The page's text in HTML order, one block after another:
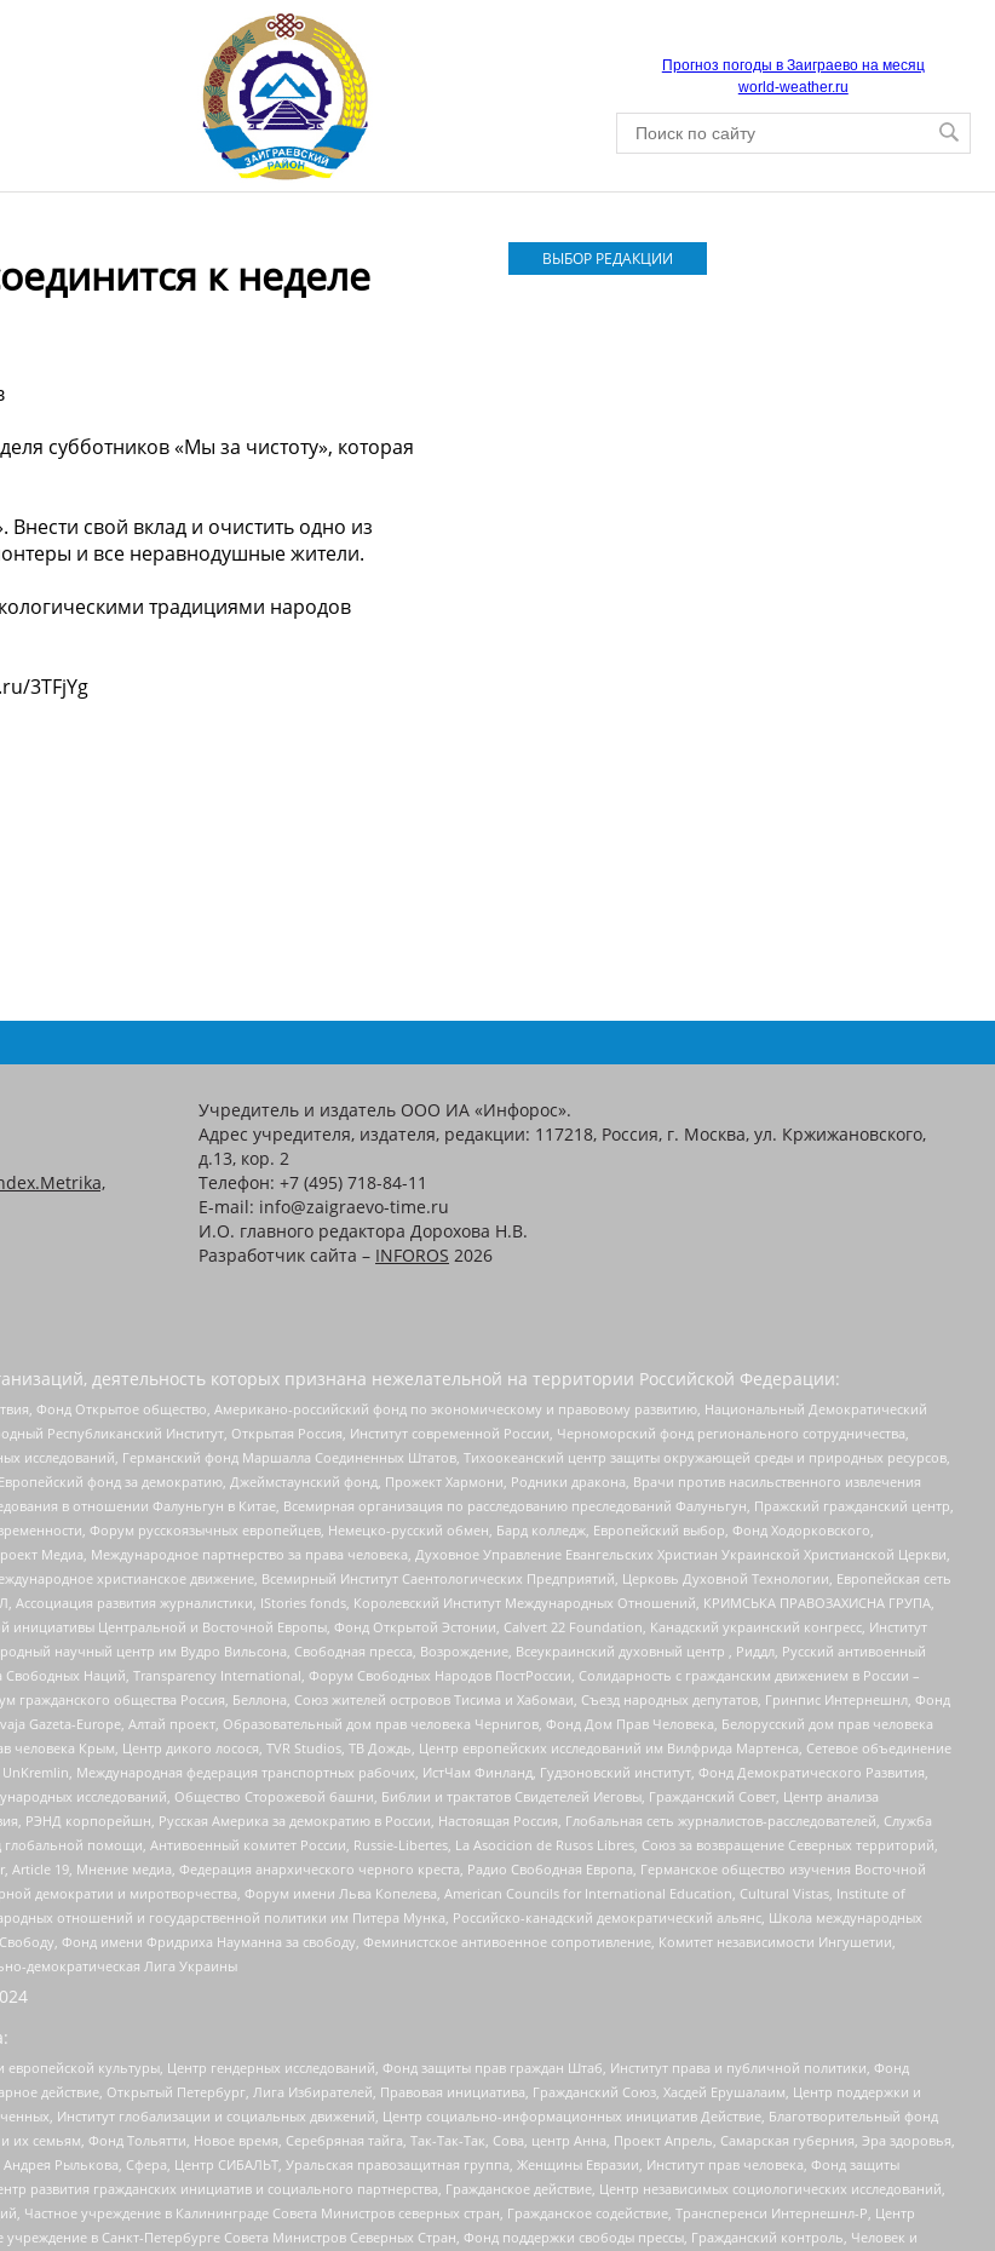
Прогноз погоды в Заиграево на месяц
world-weather.ru
к неделе
субботников «Мы за чистоту», которая
свой вклад и очистить одно из
и все неравнодушные жители.
традициями народов
3TFjYg
ВЫБОР РЕДАКЦИИ
Учредитель и издатель ООО ИА «Инфорос».
Адрес учредителя, издателя, редакции: 117218, Россия, г. Москва, ул. Кржижановского,
д.13, кор. 2
Телефон: +7 (495) 718-84-11
E-mail: info@zaigraevo-time.ru
И.О. главного редактора Дорохова Н.В.
Разработчик сайта – INFOROS 2026
деятельность которых признана нежелательной на территории Российской Федерации:
Фонд Открытое общество, Американо-российский фонд по экономическому и правовому развитию, Национальный Демократический
Республиканский Институт, Открытая Россия, Институт современной России, Черноморский фонд регионального сотрудничества,
исследований, Германский фонд Маршалла Соединенных Штатов, Тихоокеанский центр защиты окружающей среды и природных ресурсов,
фонд за демократию, Джеймстаунский фонд, Прожект Хармони, Родники дракона, Врачи против насильственного извлечения
в отношении Фалуньгун в Китае, Всемирная организация по расследованию преследований Фалуньгун, Пражский гражданский центр,
Форум русскоязычных европейцев, Немецко-русский обмен, Бард колледж, Европейский выбор, Фонд Ходорковского,
Медиа, Международное партнерство за права человека, Духовное Управление Евангельских Христиан Украинской Христианской Церкви,
христианское движение, Всемирный Институт Саентологических Предприятий, Церковь Духовной Технологии, Европейская сеть
развития журналистики, IStories fonds, Королевский Институт Международных Отношений, КРИМСЬКА ПРАВОЗАХИСНА ГРУПА,
Центральной и Восточной Европы, Фонд Открытой Эстонии, Calvert 22 Foundation, Канадский украинский конгресс, Институт
научный центр им Вудро Вильсона, Свободная пресса, Возрождение, Всеукраинский духовный центр , Риддл, Русский антивоенный
Наций, Transparеncy International, Форум Свободных Народов ПостРоссии, Солидарность с гражданским движением в России –
гражданского общества Россия, Беллона, Союз жителей островов Тисима и Хабомаи, Съезд народных депутатов, Гринпис Интернешнл, Фонд
Gazeta-Europe, Алтай проект, Образовательный дом прав человека Чернигов, Фонд Дом Прав Человека, Белорусский дом прав человека
Крым, Центр дикого лосося, TVR Studios, ТВ Дождь, Центр европейских исследований им Вилфрида Мартенса, Сетевое объединение
Международная федерация транспортных рабочих, ИстЧам Финланд, Гудзоновский институт, Фонд Демократического Развития,
исследований, Общество Сторожевой башни, Библии и трактатов Свидетелей Иеговы, Гражданский Совет, Центр анализа
РЭНД корпорейшн, Русская Америка за демократию в России, Настоящая Россия, Глобальная сеть журналистов-расследователей, Служба
помощи, Антивоенный комитет России, Russie-Libertes, La Asocicion de Rusos Libres, Союз за возвращение Северных территорий,
19, Мнение медиа, Федерация анархического черного креста, Радио Свободная Европа, Германское общество изучения Восточной
демократии и миротворчества, Форум имени Льва Копелева, American Councils for International Education, Cultural Vistas, Institute of
отношений и государственной политики им Питера Мунка, Российско-канадский демократический альянс, Школа международных
Фонд имени Фридриха Науманна за свободу, Феминистское антивоенное сопротивление, Комитет независимости Ингушетии,
демократическая Лига Украины
культуры, Центр гендерных исследований, Фонд защиты прав граждан Штаб, Институт права и публичной политики, Фонд
действие, Открытый Петербург, Лига Избирателей, Правовая инициатива, Гражданский Союз, Хасдей Ерушалаим, Центр поддержки и
Институт глобализации и социальных движений, Центр социально-информационных инициатив Действие, Благотворительный фонд
семьям, Фонд Тольятти, Новое время, Серебряная тайга, Так-Так-Так, Сова, центр Анна, Проект Апрель, Самарская губерния, Эра здоровья,
Рылькова, Сфера, Центр СИБАЛЬТ, Уральская правозащитная группа, Женщины Евразии, Институт прав человека, Фонд защиты
развития гражданских инициатив и социального партнерства, Гражданское действие, Центр независимых социологических исследований,
учреждение в Калининграде Совета Министров северных стран, Гражданское содействие, Трансперенси Интернешнл-Р, Центр
в Санкт-Петербурге Совета Министров Северных Стран, Фонд поддержки свободы прессы, Гражданский контроль, Человек и